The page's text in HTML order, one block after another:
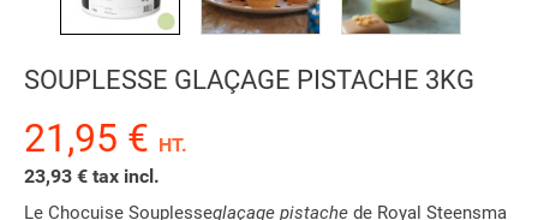
SOUPLESSE GLAÇAGE PISTACHE 3KG
21,95 € HT.
23,93 € tax incl.
Le Chocuise Souplesseglaçage pistache de Royal Steensma